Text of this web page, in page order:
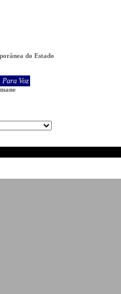
do Estado
Para Voz